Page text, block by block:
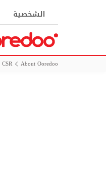
الشخصية
About Ooredoo
CSR